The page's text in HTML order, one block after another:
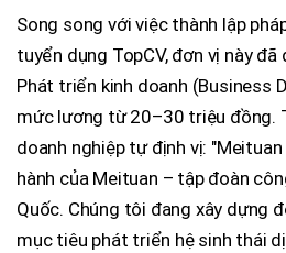
Song song với việc thành lập
tuyển dụng TopCV, đơn vị này
Phát triển kinh doanh (Business
mức lương từ 20–30 triệu đồng.
doanh nghiệp tự định vị:
hành của Meituan – tập đoàn
Quốc. Chúng tôi đang xây dựng
mục tiêu phát triển hệ sinh thái